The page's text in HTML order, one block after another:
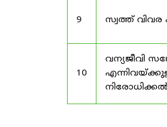
9 സ്വത്ത്
10
വന്യജീവി
നിരോധിക്കൽ.